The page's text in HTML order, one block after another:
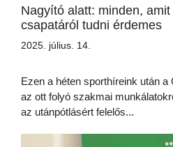
Nagyító alatt: minden,
csapatáról tudni érdemes
2025. július. 14.
Ezen a héten sporthíreink után a
az ott folyó szakmai
az utánpótlásért felelős...